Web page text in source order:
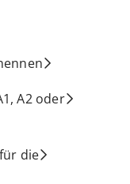
A2 oder
die